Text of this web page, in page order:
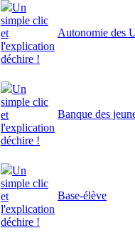
Un
simple clic
et
l'explication
déchire !
Autonomie des
Un
simple clic
et
l'explication
déchire !
Banque des
Un
simple clic
et
l'explication
déchire !
Base-élève